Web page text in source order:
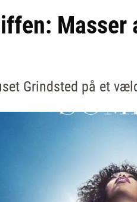
Masser
Grindsted på et